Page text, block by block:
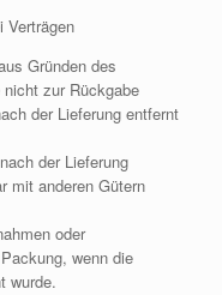
Verträgen
Gründen des
zur Rückgabe
der Lieferung entfernt
der Lieferung
mit anderen Gütern
oder
wenn die
wurde.